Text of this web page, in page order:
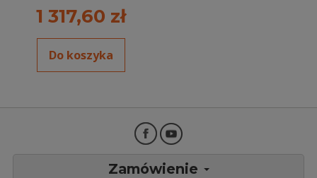
1 317,60 zł
Do koszyka
Zamówienie